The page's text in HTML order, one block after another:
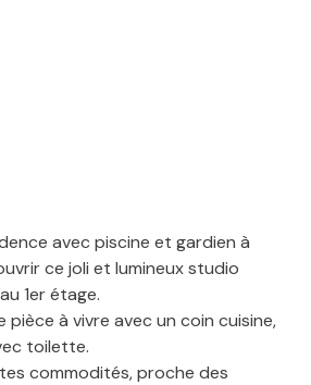
avec piscine et gardien à
ce joli et lumineux studio
1er étage.
pièce à vivre avec un coin cuisine,
toilette.
commodités, proche des